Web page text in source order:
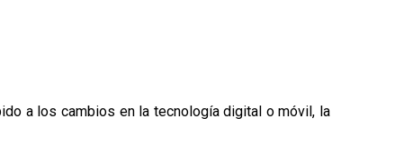
a los cambios en la tecnología digital o móvil, la